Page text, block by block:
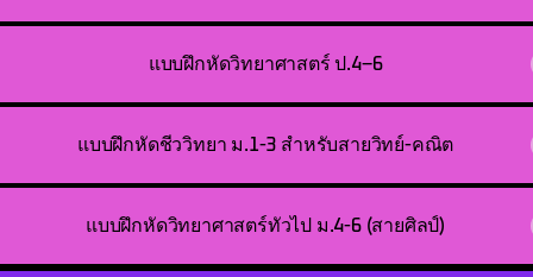
แบบฝึกหัดวิทยาศาสตร์ ป.4–6
แบบฝึกหัดชีววิทยา ม.1-3 สำหรับสายวิทย์-คณิต
แบบฝึกหัดวิทยาศาสตร์ทั่วไป ม.4-6 (สายศิลป์)